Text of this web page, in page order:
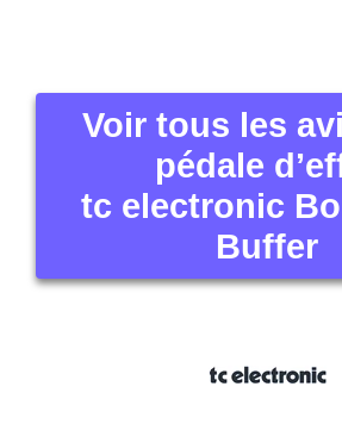
Voir tous les
pédale
tc electronic
Buffer